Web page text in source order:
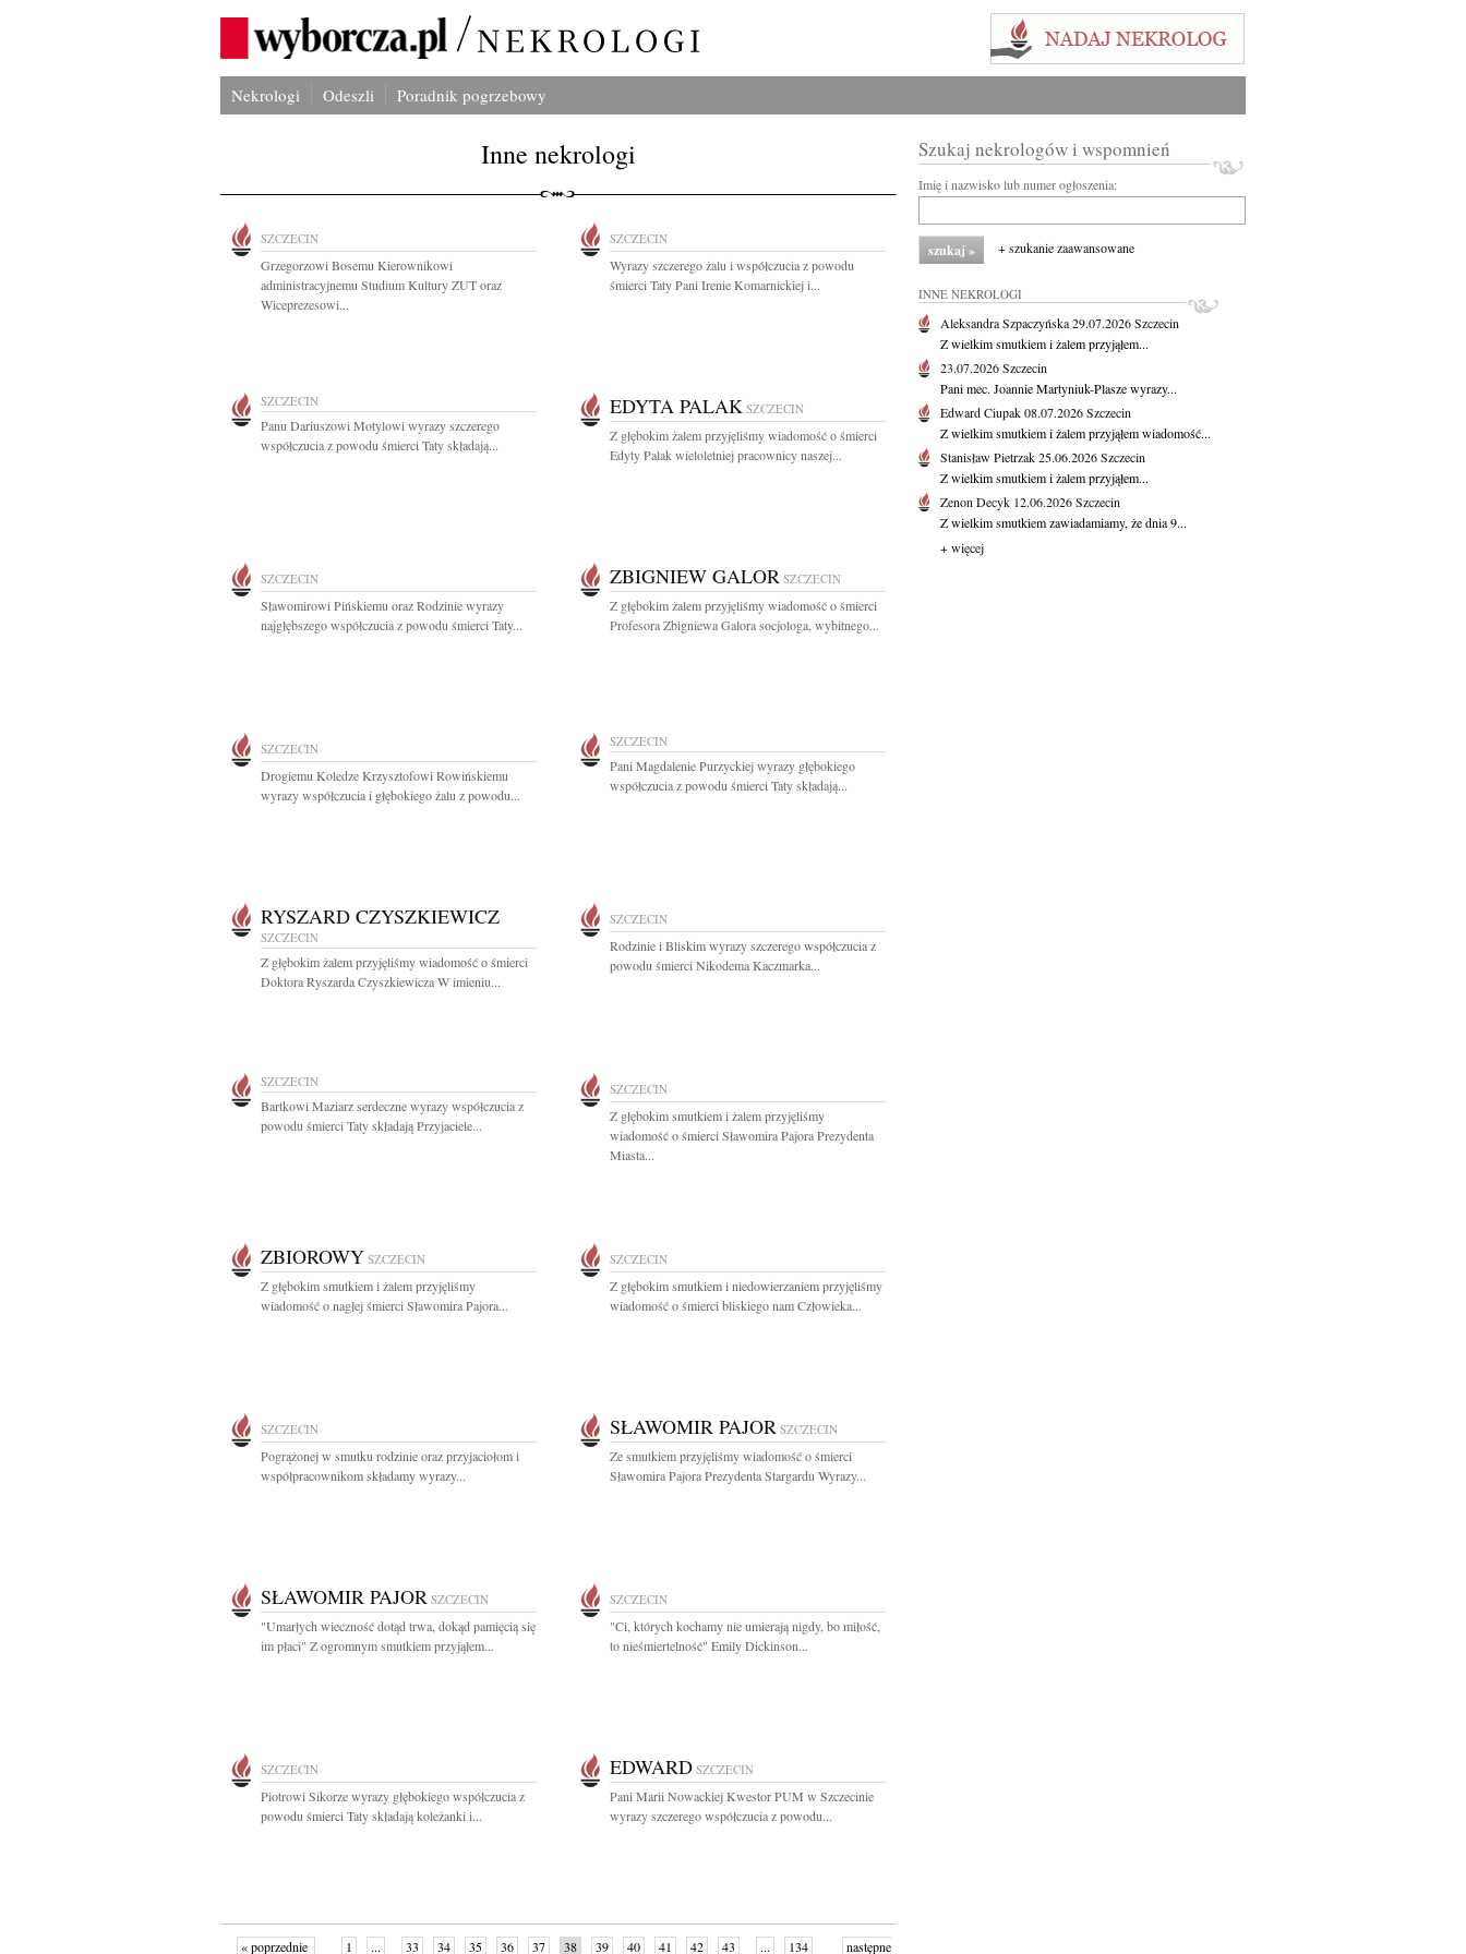
Nekrologi Odeszli Poradnik pogrzebowy
Inne nekrologi
SZCZECIN
Grzegorzowi Bosemu Kierownikowi
administracyjnemu Studium Kultury ZUT oraz
Wiceprezesowi...
SZCZECIN
Wyrazy szczerego żalu i współczucia z powodu
śmierci Taty Pani Irenie Komarnickiej i...
SZCZECIN
Panu Dariuszowi Motylowi wyrazy szczerego
współczucia z powodu śmierci Taty składają...
EDYTA PALAK SZCZECIN
Z głębokim żalem przyjęliśmy wiadomość o śmierci
Edyty Palak wieloletniej pracownicy naszej...
SZCZECIN
Sławomirowi Pińskiemu oraz Rodzinie wyrazy
najgłębszego współczucia z powodu śmierci Taty...
ZBIGNIEW GALOR SZCZECIN
Z głębokim żalem przyjęliśmy wiadomość o śmierci
Profesora Zbigniewa Galora socjologa, wybitnego...
SZCZECIN
Drogiemu Koledze Krzysztofowi Rowińskiemu
wyrazy współczucia i głębokiego żalu z powodu...
SZCZECIN
Pani Magdalenie Purzyckiej wyrazy głębokiego
współczucia z powodu śmierci Taty składają...
RYSZARD CZYSZKIEWICZ
SZCZECIN
Z głębokim żalem przyjęliśmy wiadomość o śmierci
Doktora Ryszarda Czyszkiewicza W imieniu...
SZCZECIN
Rodzinie i Bliskim wyrazy szczerego współczucia z
powodu śmierci Nikodema Kaczmarka...
SZCZECIN
Bartkowi Maziarz serdeczne wyrazy współczucia z
powodu śmierci Taty składają Przyjaciele...
SZCZECIN
Z głębokim smutkiem i żalem przyjęliśmy
wiadomość o śmierci Sławomira Pajora Prezydenta
Miasta...
ZBIOROWY SZCZECIN
Z głębokim smutkiem i żalem przyjęliśmy
wiadomość o nagłej śmierci Sławomira Pajora...
SZCZECIN
Z głębokim smutkiem i niedowierzaniem przyjęliśmy
wiadomość o śmierci bliskiego nam Człowieka...
SZCZECIN
Pogrążonej w smutku rodzinie oraz przyjaciołom i
współpracownikom składamy wyrazy...
SŁAWOMIR PAJOR SZCZECIN
Ze smutkiem przyjęliśmy wiadomość o śmierci
Sławomira Pajora Prezydenta Stargardu Wyrazy...
SŁAWOMIR PAJOR SZCZECIN
"Umarłych wieczność dotąd trwa, dokąd pamięcią się
im płaci" Z ogromnym smutkiem przyjąłem...
SZCZECIN
"Ci, których kochamy nie umierają nigdy, bo miłość,
to nieśmiertelność" Emily Dickinson...
SZCZECIN
Piotrowi Sikorze wyrazy głębokiego współczucia z
powodu śmierci Taty składają koleżanki i...
EDWARD SZCZECIN
Pani Marii Nowackiej Kwestor PUM w Szczecinie
wyrazy szczerego współczucia z powodu...
« poprzednie 1 ... 33 34 35 36 37 38 39 40 41 42 43 ... 134 następne
Szukaj nekrologów i wspomnień
Imię i nazwisko lub numer ogłoszenia:
+ szukanie zaawansowane
INNE NEKROLOGI
Aleksandra Szpaczyńska29.07.2026Szczecin
Z wielkim smutkiem i żalem przyjąłem...
23.07.2026Szczecin
Pani mec. Joannie Martyniuk-Plasze wyrazy...
Edward Ciupak08.07.2026Szczecin
Z wielkim smutkiem i żalem przyjąłem wiadomość...
Stanisław Pietrzak25.06.2026Szczecin
Z wielkim smutkiem i żalem przyjąłem...
Zenon Decyk 12.06.2026Szczecin
Z wielkim smutkiem zawiadamiamy, że dnia 9...
+ więcej